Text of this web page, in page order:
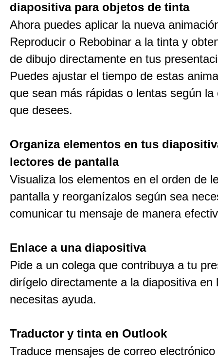
diapositiva para objetos de tinta
Ahora puedes aplicar la nueva
Reproducir o Rebobinar a la tinta y
de dibujo directamente en tus
Puedes ajustar el tiempo de estas
que sean más rápidas o lentas según la
que desees.
Organiza elementos en tus
lectores de pantalla
Visualiza los elementos en el orden de
pantalla y reorganízalos según sea
comunicar tu mensaje de manera
Enlace a una diapositiva
Pide a un colega que contribuya a tu
dirígelo directamente a la diapositiva en
necesitas ayuda.
Traductor y tinta en Outlook
Traduce mensajes de correo